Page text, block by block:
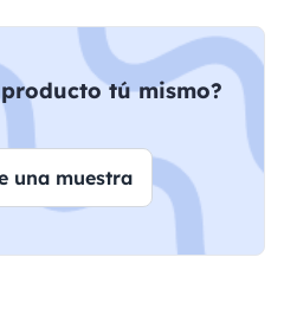
tú mismo?
una muestra